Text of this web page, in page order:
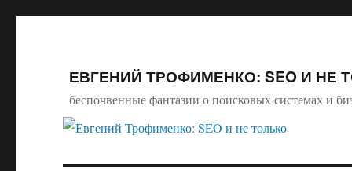
ЕВГЕНИЙ ТРОФИМЕНКО: SEO И НЕ
беспочвенные фантазии о поисковых системах и